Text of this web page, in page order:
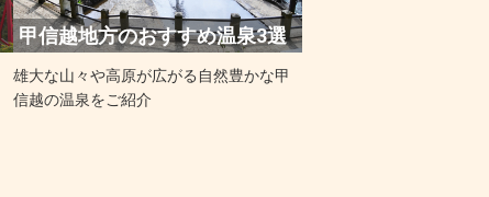
甲信越地方のおすすめ温泉3選
雄大な山々や高原が広がる自然豊かな甲
信越の温泉をご紹介